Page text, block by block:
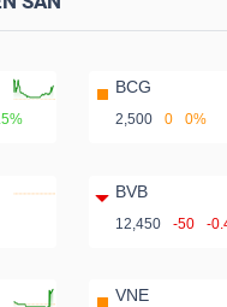
BCG
2,500 0 0%
BVB
12,450 -50 -
VNE